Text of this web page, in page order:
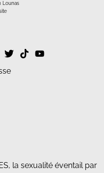
Lounas
la sexualité éventail par